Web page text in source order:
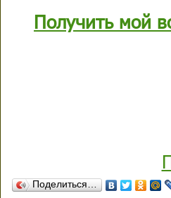
Получить мой
Поделиться…